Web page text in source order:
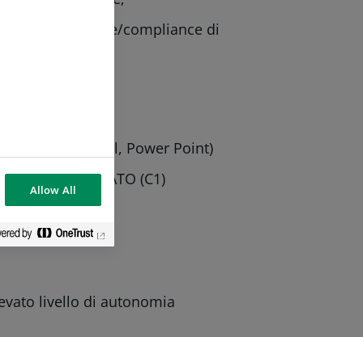
di natura legale/compliance di
(Word, Excel, Power Point)
livello AVANZATO (C1)
risultato
livello di autonomia
Allow All